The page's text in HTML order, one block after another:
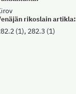
rikoslain artikla:
(1), 282.3 (1)